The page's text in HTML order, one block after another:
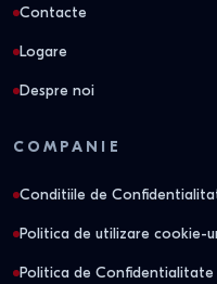
Contacte
Logare
Despre noi
COMPANIE
Conditiile de
Politica de utilizare cookie-
Politica de Confidentialitate